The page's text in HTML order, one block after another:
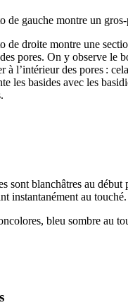
de gauche montre un
de droite montre une
pores. On y observe le
à l’intérieur des pores : cela
les basides avec les
sont blanchâtres au début
instantanément au touché.
bleu sombre au